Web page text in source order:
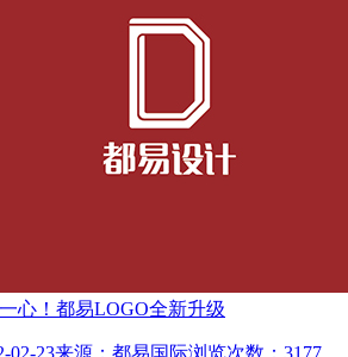
心！都易LOGO全新升级
02-23来源：都易国际浏览次数：3177